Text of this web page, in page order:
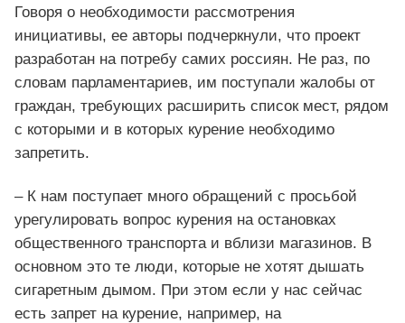
Говоря о необходимости рассмотрения
инициативы, ее авторы подчеркнули, что проект
разработан на потребу самих россиян. Не раз, по
словам парламентариев, им поступали жалобы от
граждан, требующих расширить список мест, рядом
с которыми и в которых курение необходимо
запретить.
– К нам поступает много обращений с просьбой
урегулировать вопрос курения на остановках
общественного транспорта и вблизи магазинов. В
основном это те люди, которые не хотят дышать
сигаретным дымом. При этом если у нас сейчас
есть запрет на курение, например, на